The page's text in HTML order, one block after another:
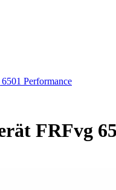
Performance
FRFvg